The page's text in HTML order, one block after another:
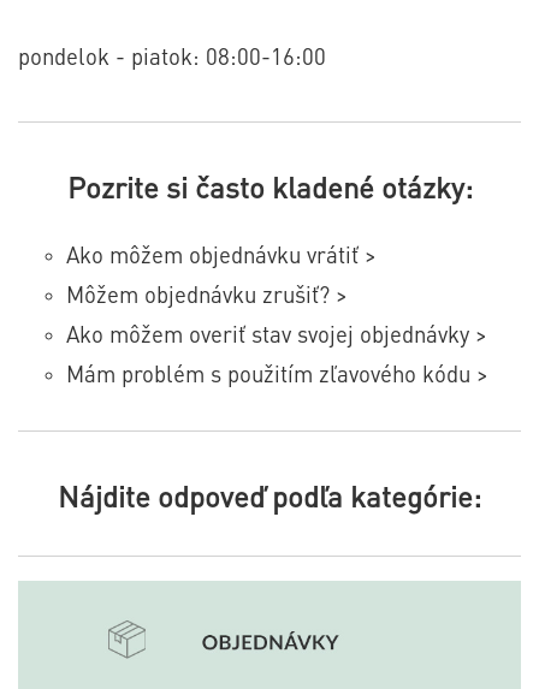
pondelok - piatok: 08:00-16:00
Pozrite si často kladené otázky:
Ako môžem objednávku vrátiť >
Môžem objednávku zrušiť? >
Ako môžem overiť stav svojej objednávky >
Mám problém s použitím zľavového kódu >
Nájdite odpoveď podľa kategórie: